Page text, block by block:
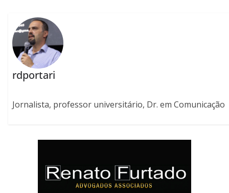
rdportari
Jornalista, professor universitário, Dr. em Comunicação